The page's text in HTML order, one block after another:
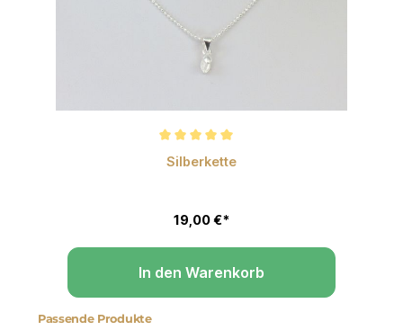
Durchschnittliche Bewertung von 5 von 5 Sternen
Silberkette
19,00 €*
In den Warenkorb
Passende Produkte